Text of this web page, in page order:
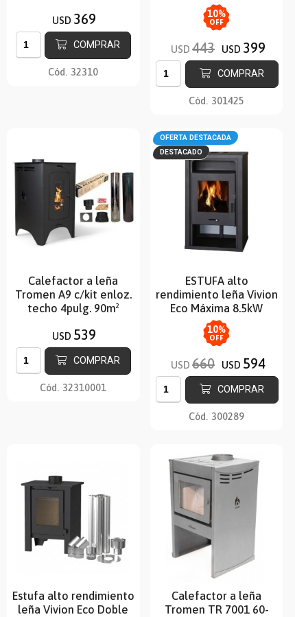
USD 369
COMPRAR
Cód. 32310
10%
OFF
USD 443 USD 399
COMPRAR
Cód. 301425
Calefactor a leña
Tromen A9 c/kit enloz.
techo 4pulg. 90m²
USD 539
COMPRAR
Cód. 32310001
OFERTA DESTACADA
DESTACADO
ESTUFA alto
rendimiento leña Vivion
Eco Máxima 8.5kW
10%
OFF
USD 660 USD 594
COMPRAR
Cód. 300289
Estufa alto rendimiento
leña Vivion Eco Doble
Calefactor a leña
Tromen TR 7001 60-